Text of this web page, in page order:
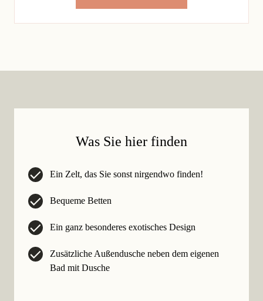
Was Sie hier finden
Ein Zelt, das Sie sonst nirgendwo finden!
Bequeme Betten
Ein ganz besonderes exotisches Design
Zusätzliche Außendusche neben dem eigenen
Bad mit Dusche